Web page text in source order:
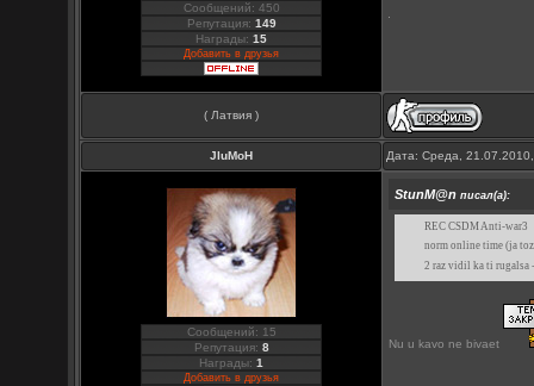
Сообщений: 450
Репутация: 149
Награды:15
Добавить в друзья
( Латвия )
JluMoH Дата: Среда,
Сообщений: 15
Репутация: 8
Награды:1
Добавить в друзья
StunM@n писал(а):
REC CSDM Anti-war3
norm online time (ja
2 raz vidil ka ti rugalsa
Nu u kavo ne bivaet